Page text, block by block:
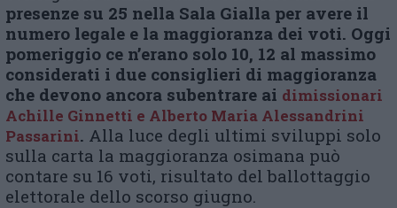
presenze su 25 nella Sala Gialla per avere il
numero legale e la maggioranza dei voti. Oggi
pomeriggio ce n’erano solo 10, 12 al massimo
considerati i due consiglieri di maggioranza
che devono ancora subentrare ai dimissionari
Achille Ginnetti e Alberto Maria Alessandrini
Passarini. Alla luce degli ultimi sviluppi solo
sulla carta la maggioranza osimana può
contare su 16 voti, risultato del ballottaggio
elettorale dello scorso giugno.